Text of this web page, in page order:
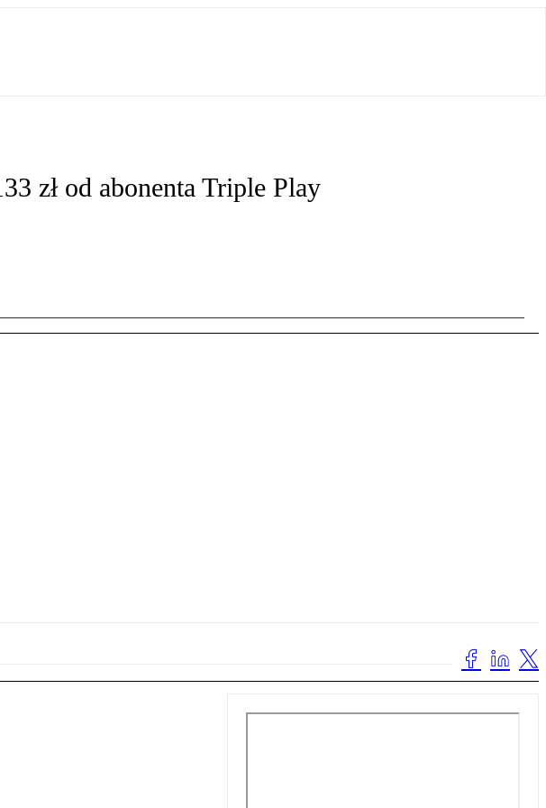
zł od abonenta Triple Play